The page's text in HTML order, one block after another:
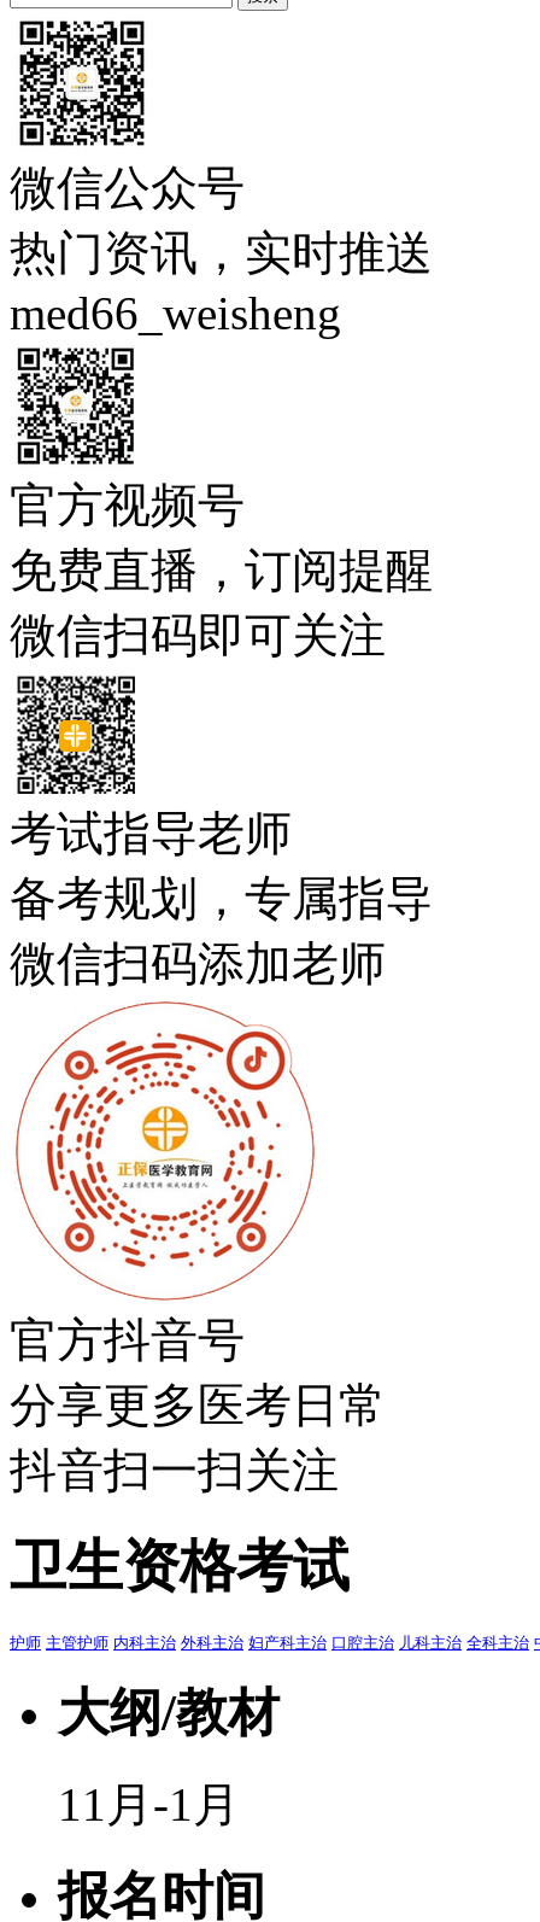
微信公众号
热门资讯，实时推送
med66_weisheng
官方视频号
免费直播，订阅提醒
微信扫码即可关注
考试指导老师
备考规划，专属指导
微信扫码添加老师
官方抖音号
分享更多医考日常
抖音扫一扫关注
卫生资格考试
护师 主管护师 内科主治 外科主治 妇产科主治 口腔主治 儿科主治 全科主治
大纲/教材
11月-1月
报名时间